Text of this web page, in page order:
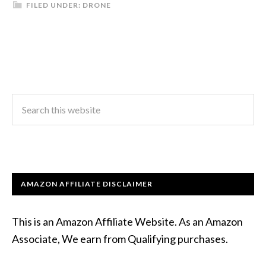
FILED UNDER: DRONE
AMAZON AFFILIATE DISCLAIMER
This is an Amazon Affiliate Website. As an Amazon
Associate, We earn from Qualifying purchases.